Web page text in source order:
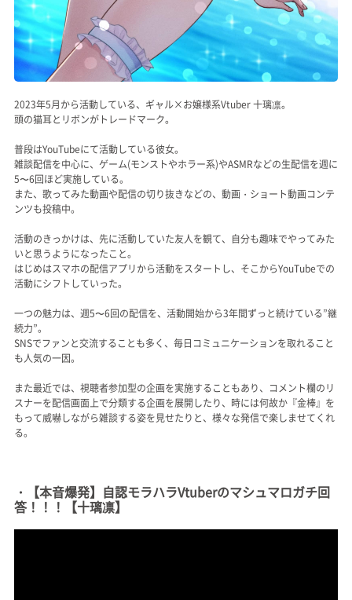
2023年5月から活動している、ギャル×お嬢様系Vtuber 十璃凛。
頭の猫耳とリボンがトレードマーク。
普段はYouTubeにて活動している彼女。
雑談配信を中心に、ゲーム(モンストやホラー系)やASMRなどの生配信を週に
5〜6回ほど実施している。
また、歌ってみた動画や配信の切り抜きなどの、動画・ショート動画コンテ
ンツも投稿中。
活動のきっかけは、先に活動していた友人を観て、自分も趣味でやってみた
いと思うようになったこと。
はじめはスマホの配信アプリから活動をスタートし、そこからYouTubeでの
活動にシフトしていった。
一つの魅力は、週5〜6回の配信を、活動開始から3年間ずっと続けている”継
続力”。
SNSでファンと交流することも多く、毎日コミュニケーションを取れること
も人気の一因。
また最近では、視聴者参加型の企画を実施することもあり、コメント欄のリ
スナーを配信画面上で分類する企画を展開したり、時には何故か『金棒』を
もって威嚇しながら雑談する姿を見せたりと、様々な発信で楽しませてくれ
る。
・【本音爆発】自認モラハラVtuberのマシュマロガチ回
答！！！【十璃凛】